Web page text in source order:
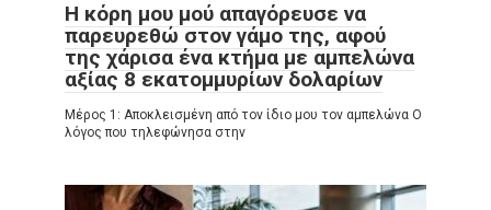
Η κόρη μου μού απαγόρευσε να
παρευρεθώ στον γάμο της, αφού
της χάρισα ένα κτήμα με αμπελώνα
αξίας 8 εκατομμυρίων δολαρίων
Μέρος 1: Αποκλεισμένη από τον ίδιο μου τον αμπελώνα Ο
λόγος που τηλεφώνησα στην